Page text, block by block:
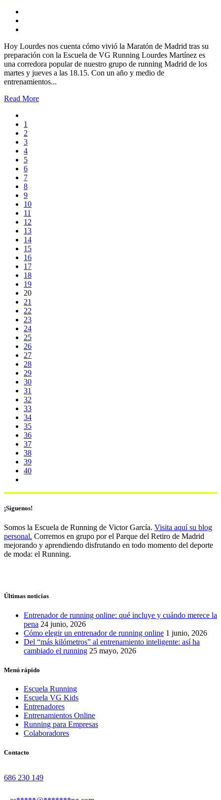
Hoy Lourdes nos cuenta cómo vivió la Maratón de Madrid tras su
preparación con la Escuela de VG Running Lourdes Martínez es
una corredora popular de nuestro grupo de running Madrid de los
martes y jueves a las 18.15. Con un año y medio de
entrenamientos...
Read More
1
2
3
4
5
6
7
8
9
10
11
12
13
14
15
16
17
18
19
20
21
22
23
24
25
26
27
28
29
30
31
32
33
34
35
36
37
38
39
40
¡Síguenos!
Somos la Escuela de Running de Victor García. Visita aquí su blog
personal. Corremos en grupo por el Parque del Retiro de Madrid
mejorando y aprendiendo disfrutando en todo momento del deporte
de moda: el Running.
Últimas noticias
Entrenador de running online: qué incluye y cuándo merece la
pena 24 junio, 2026
Cómo elegir un entrenador de running online 1 junio, 2026
Del “más kilómetros” al entrenamiento inteligente: así ha
cambiado el running 25 mayo, 2026
Menú rápido
Escuela Running
Escuela VG Kids
Entrenadores
Entrenamientos Online
Running para Empresas
Colaboradores
Contacto
686 230 149